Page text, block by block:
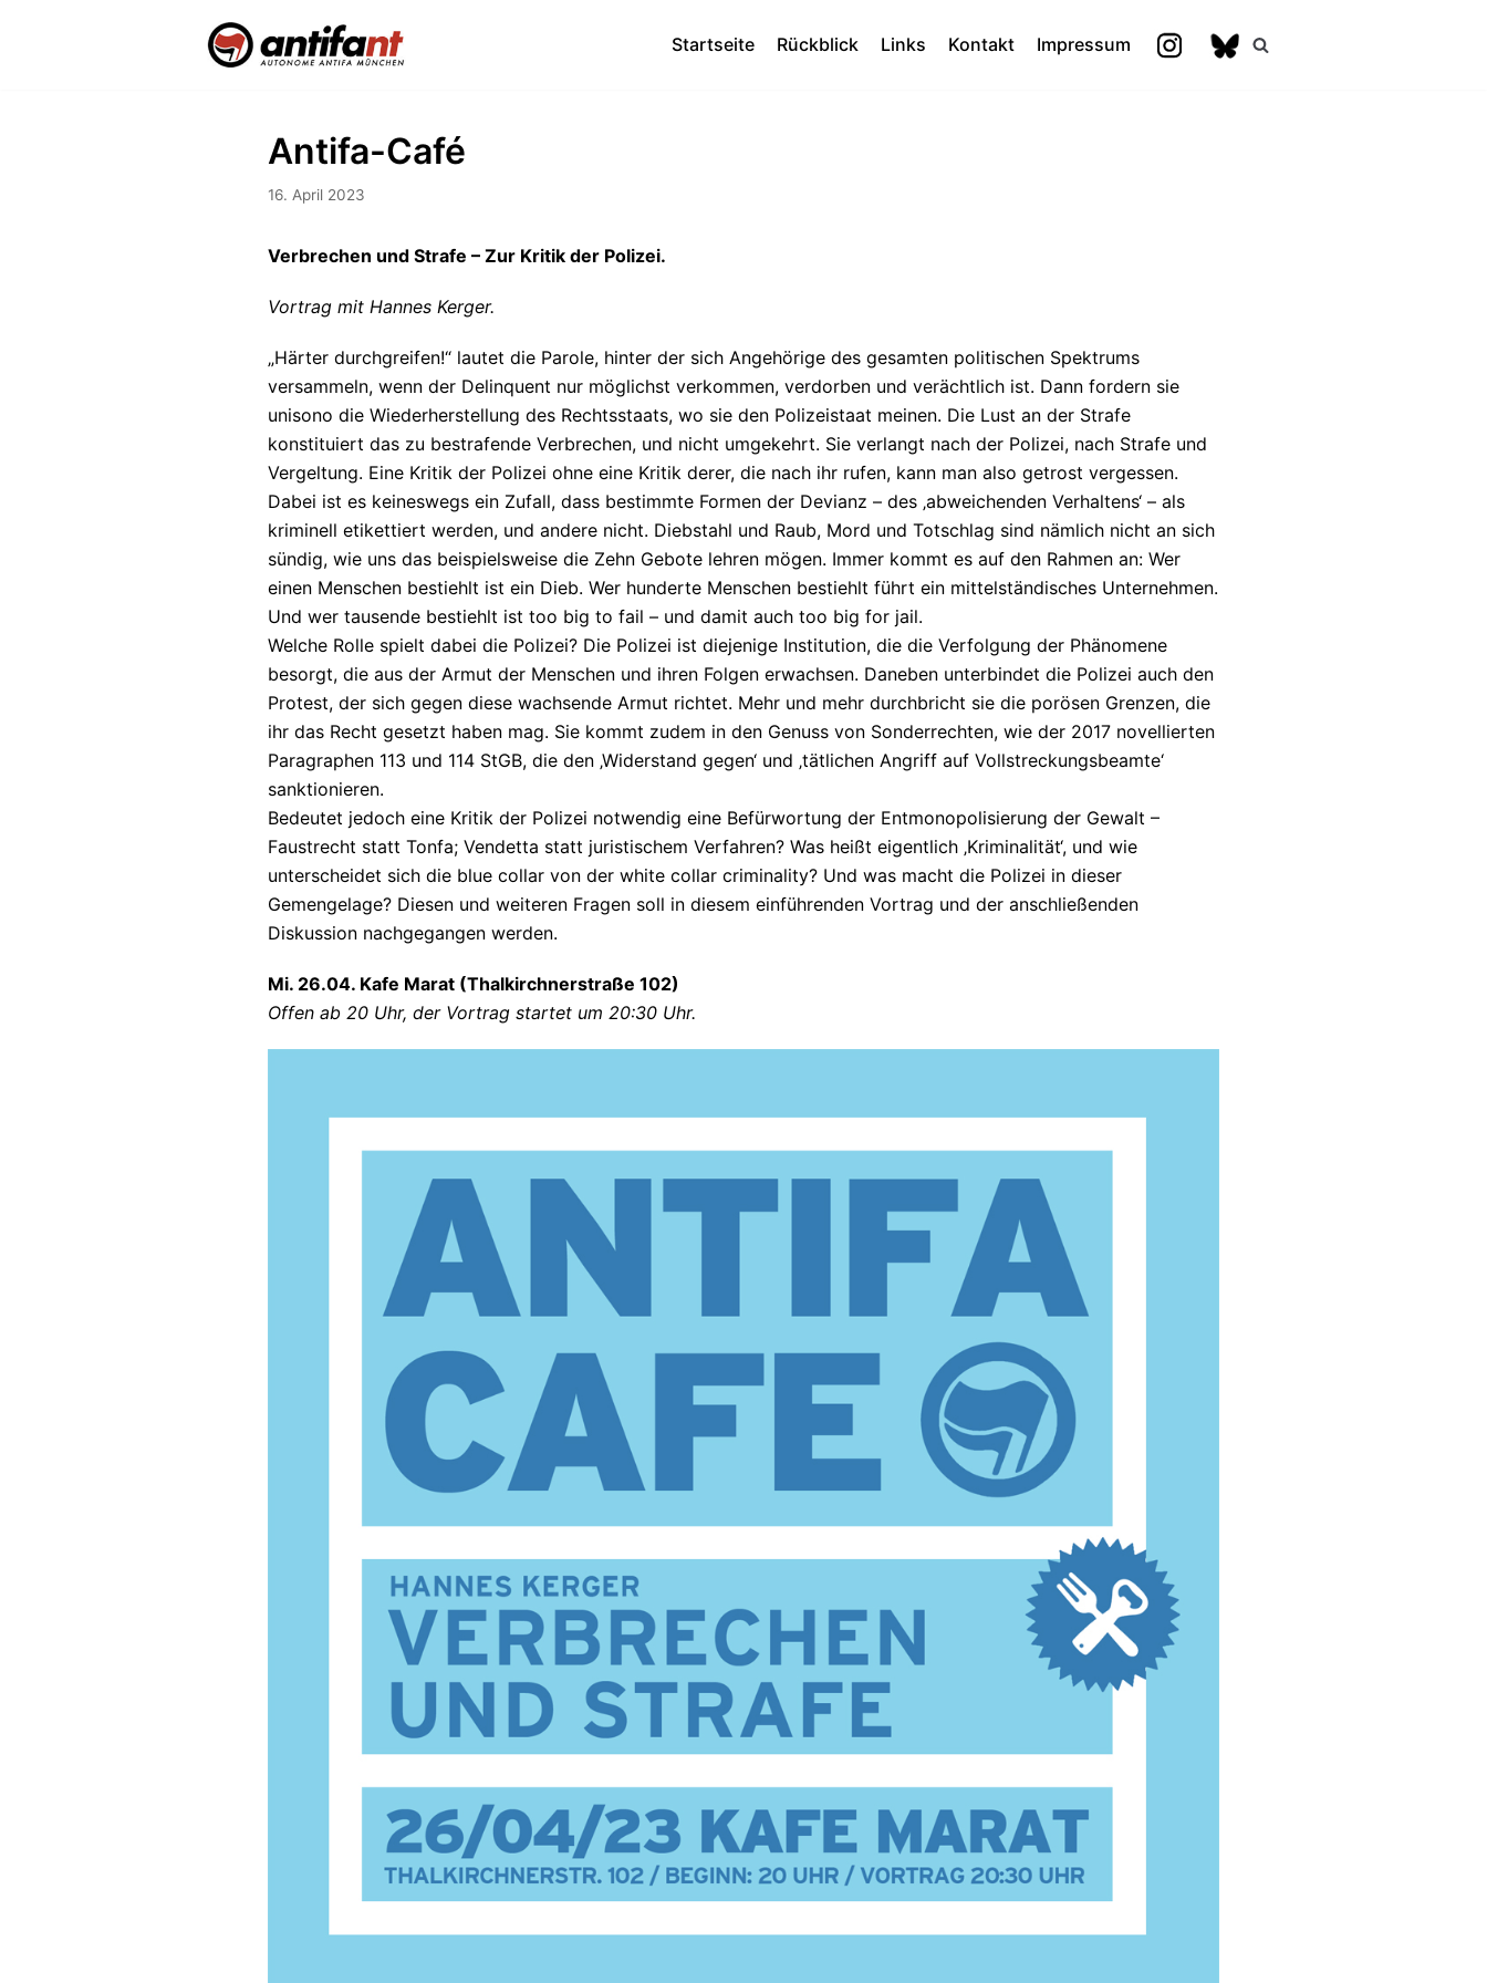
Startseite Rückblick Links Kontakt Impressum
Antifa-Café
16. April 2023
Verbrechen und Strafe – Zur Kritik der Polizei.
Vortrag mit Hannes Kerger.
„Härter durchgreifen!“ lautet die Parole, hinter der sich Angehörige des gesamten politischen Spektrums
versammeln, wenn der Delinquent nur möglichst verkommen, verdorben und verächtlich ist. Dann fordern sie
unisono die Wiederherstellung des Rechtsstaats, wo sie den Polizeistaat meinen. Die Lust an der Strafe
konstituiert das zu bestrafende Verbrechen, und nicht umgekehrt. Sie verlangt nach der Polizei, nach Strafe und
Vergeltung. Eine Kritik der Polizei ohne eine Kritik derer, die nach ihr rufen, kann man also getrost vergessen.
Dabei ist es keineswegs ein Zufall, dass bestimmte Formen der Devianz – des ‚abweichenden Verhaltens‘ – als
kriminell etikettiert werden, und andere nicht. Diebstahl und Raub, Mord und Totschlag sind nämlich nicht an sich
sündig, wie uns das beispielsweise die Zehn Gebote lehren mögen. Immer kommt es auf den Rahmen an: Wer
einen Menschen bestiehlt ist ein Dieb. Wer hunderte Menschen bestiehlt führt ein mittelständisches Unternehmen.
Und wer tausende bestiehlt ist too big to fail – und damit auch too big for jail.
Welche Rolle spielt dabei die Polizei? Die Polizei ist diejenige Institution, die die Verfolgung der Phänomene
besorgt, die aus der Armut der Menschen und ihren Folgen erwachsen. Daneben unterbindet die Polizei auch den
Protest, der sich gegen diese wachsende Armut richtet. Mehr und mehr durchbricht sie die porösen Grenzen, die
ihr das Recht gesetzt haben mag. Sie kommt zudem in den Genuss von Sonderrechten, wie der 2017 novellierten
Paragraphen 113 und 114 StGB, die den ‚Widerstand gegen‘ und ‚tätlichen Angriff auf Vollstreckungsbeamte‘
sanktionieren.
Bedeutet jedoch eine Kritik der Polizei notwendig eine Befürwortung der Entmonopolisierung der Gewalt –
Faustrecht statt Tonfa; Vendetta statt juristischem Verfahren? Was heißt eigentlich ‚Kriminalität‘, und wie
unterscheidet sich die blue collar von der white collar criminality? Und was macht die Polizei in dieser
Gemengelage? Diesen und weiteren Fragen soll in diesem einführenden Vortrag und der anschließenden
Diskussion nachgegangen werden.
Mi. 26.04. Kafe Marat (Thalkirchnerstraße 102)
Offen ab 20 Uhr, der Vortrag startet um 20:30 Uhr.